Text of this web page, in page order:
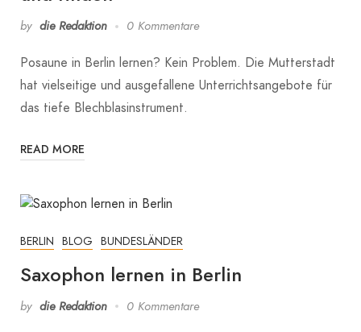
by die Redaktion 0 Kommentare
Posaune in Berlin lernen? Kein Problem. Die Mutterstadt
hat vielseitige und ausgefallene Unterrichtsangebote für
das tiefe Blechblasinstrument.
READ MORE
BERLIN BLOG BUNDESLÄNDER
Saxophon lernen in Berlin
by die Redaktion 0 Kommentare